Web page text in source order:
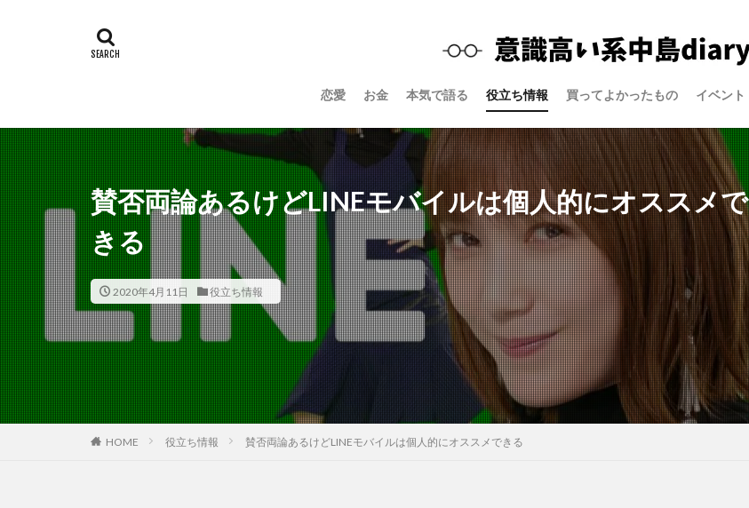
恋愛 お金 本気で語る 役立ち情報 買ってよかったもの イベント
賛否両論あるけどLINEモバイルは個人的にオススメで
きる
2020年4月11日 役立ち情報
HOME 役立ち情報 賛否両論あるけどLINEモバイルは個人的にオススメできる